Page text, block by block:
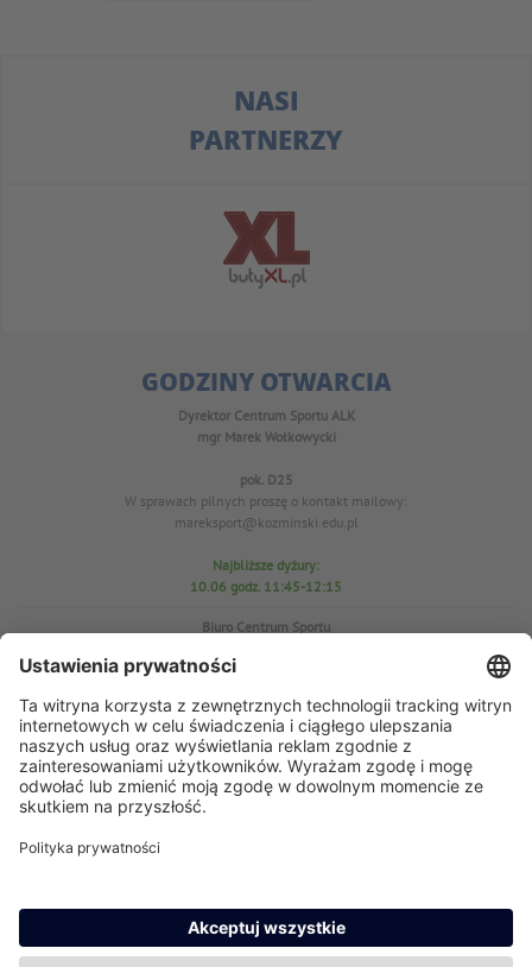
NASI
PARTNERZY
GODZINY OTWARCIA
Dyrektor Centrum Sportu ALK
mgr Marek Wołkowycki
pok. D25
W sprawach pilnych proszę o kontakt mailowy:
mareksport@kozminski.edu.pl
Najbliższe dyżury:
10.06 godz. 11:45-12:15
Biuro Centrum Sportu
tel. 22-519-23-03
Prezes AZS
mgr Anna Perzyńska
W sprawach pilnych proszę o kontakt mailowy:ap@kozminski.edu.pl
24.06 godz. 12:30-13:00
29.06 godz. 11:45-12:15